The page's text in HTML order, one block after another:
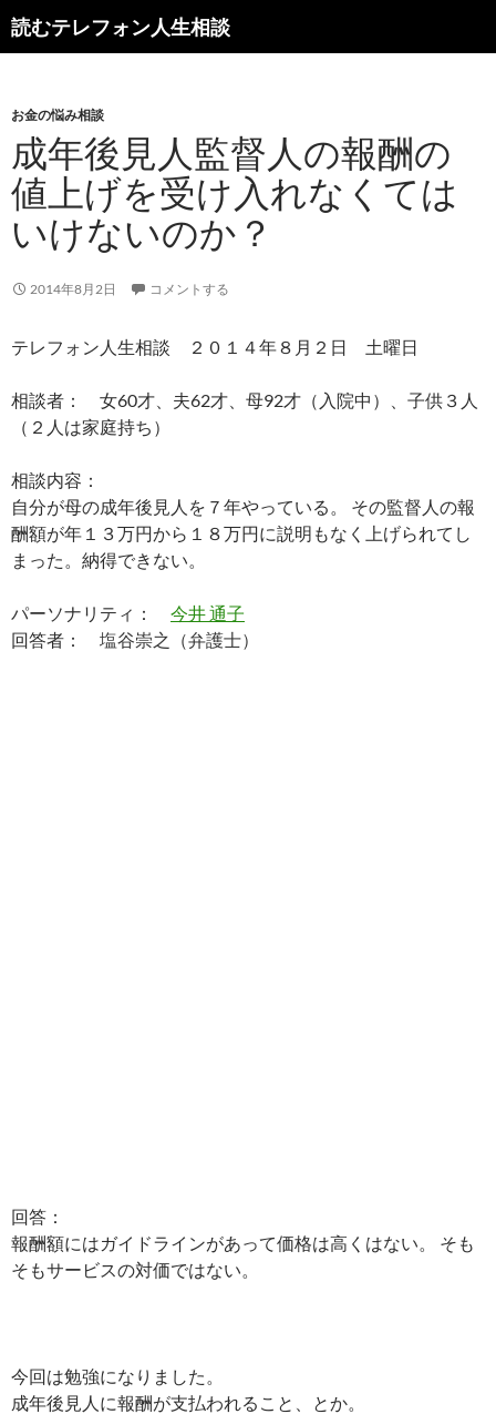
読むテレフォン人生相談
お金の悩み相談
成年後見人監督人の報酬の
値上げを受け入れなくては
いけないのか？
2014年8月2日 コメントする
テレフォン人生相談 ２０１４年８月２日 土曜日
相談者： 女60才、夫62才、母92才（入院中）、子供３人
（２人は家庭持ち）
相談内容：
自分が母の成年後見人を７年やっている。 その監督人の報
酬額が年１３万円から１８万円に説明もなく上げられてし
まった。納得できない。
パーソナリティ： 今井 通子
回答者： 塩谷崇之（弁護士）
回答：
報酬額にはガイドラインがあって価格は高くはない。 そも
そもサービスの対価ではない。
今回は勉強になりました。
成年後見人に報酬が支払われること、とか。